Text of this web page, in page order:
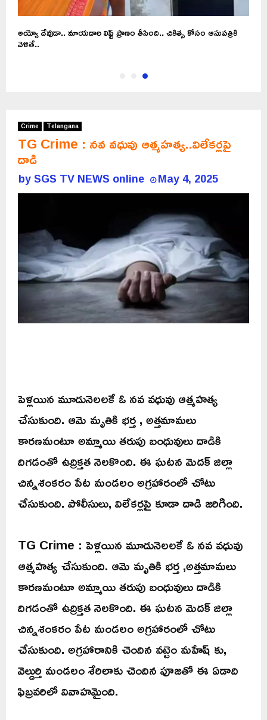
అయ్యో దేవుడా.. మాయదారి లిఫ్ట్ ప్రాణం తీసింది.. చికిత్స కోసం ఆసుపత్రికి
వెళితే..
Crime Telangana
TG Crime : నవ వధువు ఆత్మహత్య..విలేకర్లపై
దాడి
bySGS TV NEWS online May 4, 2025
పెళ్లయిన మూడునెలలకే ఓ నవ వధువు ఆత్మహత్య
చేసుకుంది. ఆమె మృతికి భర్త , అత్తమామలు
కారణమంటూ అమ్మాయి తరుపు బంధువులు దాడికి
దిగడంతో ఉద్రిక్తత నెలకొంది. ఈ ఘటన మెదక్ జిల్లా
చిన్నశంకరం పేట మండలం అగ్రహారంలో చోటు
చేసుకుంది. పోలీసులు, విలేకర్లపై కూడా దాడి జరిగింది.
TG Crime : పెళ్లయిన మూడునెలలకే ఓ నవ వధువు
ఆత్మహత్య చేసుకుంది. ఆమె మృతికి భర్త ,అత్తమామలు
కారణమంటూ అమ్మాయి తరుపు బంధువులు దాడికి
దిగడంతో ఉద్రిక్తత నెలకొంది. ఈ ఘటన మెదక్ జిల్లా
చిన్నశంకరం పేట మండలం అగ్రహారంలో చోటు
చేసుకుంది. అగ్రహారానికి చెందిన వట్టెం మహేష్ కు,
వెల్దుర్తి మండలం శేరిలాకు చెందిన పూజతో ఈ ఏడాది
ఫిబ్రవరిలో వివాహమైంది.